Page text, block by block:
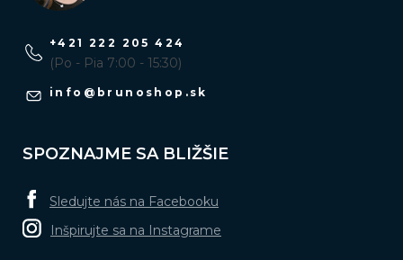
info @ brunoshop.sk
+421 222 205 424
(Po - Pia 7:00 - 15:30)
SPOZNAJME SA BLIŽŠIE
Sledujte nás na Facebooku
Inšpirujte sa na Instagrame